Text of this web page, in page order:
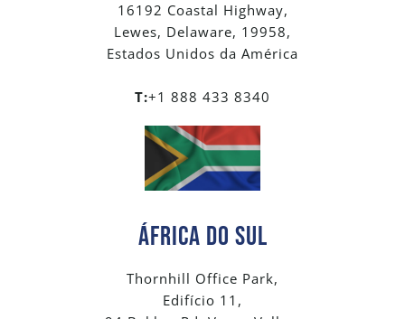
16192 Coastal Highway,
Lewes, Delaware, 19958,
Estados Unidos da América
T:+1 888 433 8340
ÁFRICA DO SUL
Thornhill Office Park,
Edifício 11,